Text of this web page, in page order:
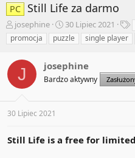
PC Still Life za darmo
A
u
t
e
m
a
josephine
R
o
z
o
c
ę
30 Lipiec 2021
T
a
promocja
puzzle single player
J josephine
Bardzo aktywny
30 Lipiec 2021
Still Life is a free for